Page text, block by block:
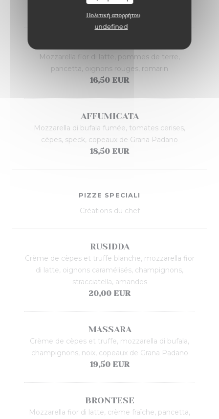
Πολιτική απορρήτου
undefined
Mozzarella fior di latte, pommes de terre,
pancetta, oignons rouges, romarin
16,50 EUR
AFFUMICATA
Mozzarella di bufala fumée, tomates cerises,
cèpes, speck, copeaux de Grana Padano
18,50 EUR
PIZZE SPECIALI
Créations du chef
RUSIDDA
Crème de cèpes et truffe blanche, mozzarella fior
di latte, oignons caramélisés, champignons,
stracciatella, amandes
20,00 EUR
MASSARA
Crème de cèpes et truffe, mozzarella di bufala,
champignons, noix, copeaux de Grana Padano
19,50 EUR
BRONTESE
Mozzarella fior di latte, crème fraîche, pancetta,